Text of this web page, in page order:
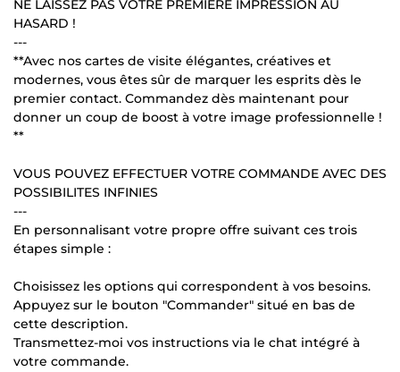
NE LAISSEZ PAS VOTRE PREMIERE IMPRESSION AU
HASARD !
---
**Avec nos cartes de visite élégantes, créatives et
modernes, vous êtes sûr de marquer les esprits dès le
premier contact. Commandez dès maintenant pour
donner un coup de boost à votre image professionnelle !
**
VOUS POUVEZ EFFECTUER VOTRE COMMANDE AVEC DES
POSSIBILITES INFINIES
---
En personnalisant votre propre offre suivant ces trois
étapes simple :
Choisissez les options qui correspondent à vos besoins.
Appuyez sur le bouton "Commander" situé en bas de
cette description.
Transmettez-moi vos instructions via le chat intégré à
votre commande.